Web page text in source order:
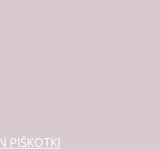
PIŠKOTKI